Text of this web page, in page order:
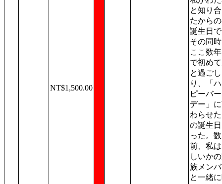
NT$1,500.00
と知り
たから
誕生日
その同
ここ数
で初め
と過ご
り、「
ピーバ
デー」
わらせ
の誕生
った。
前、私
しいか
族メン
と一緒